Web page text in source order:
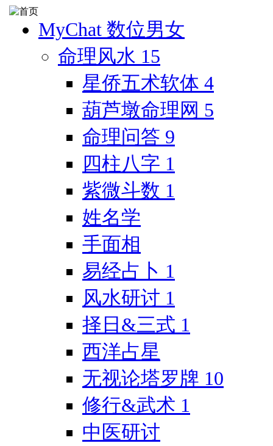
MyChat 数位男女
命理风水 15
星侨五术软体 4
葫芦墩命理网 5
命理问答 9
四柱八字 1
紫微斗数 1
姓名学
手面相
易经占卜 1
风水研讨 1
择日&三式 1
西洋占星
无视论塔罗牌 10
修行&武术 1
中医研讨